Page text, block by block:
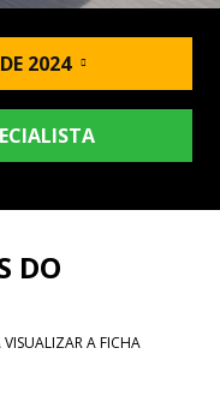
2024
DO
VISUALIZAR A FICHA